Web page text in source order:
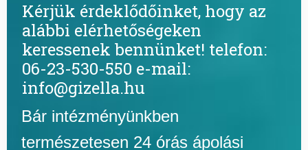
Kérjük érdeklődőinket, hogy az
alábbi elérhetőségeken
keressenek bennünket! telefon:
06-23-530-550 e-mail:
info@gizella.hu
Bár intézményünkben
természetesen 24 órás ápolási